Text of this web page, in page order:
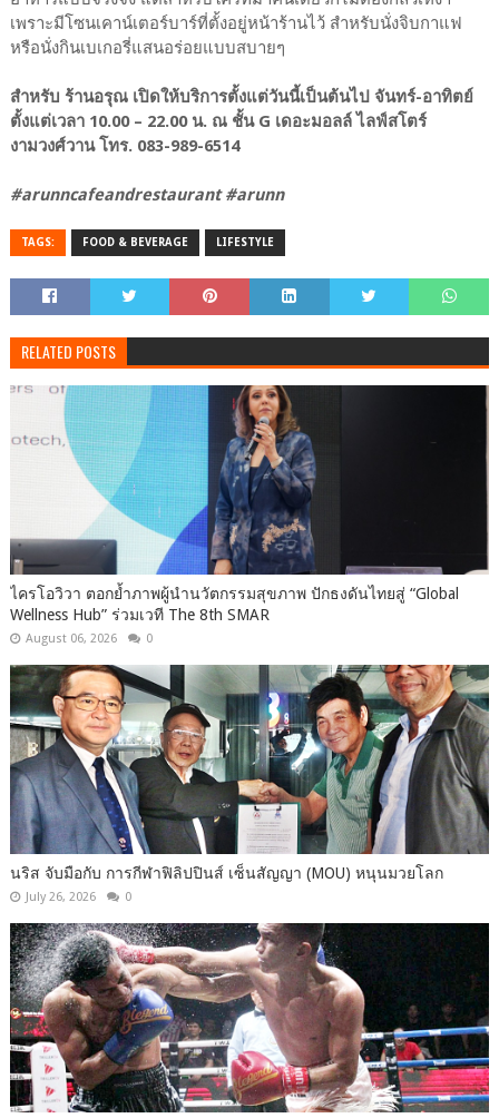
เพราะมีโซนเคาน์เตอร์บาร์ที่ตั้งอยู่หน้าร้านไว้ สำหรับนั่งจิบกาแฟ
หรือนั่งกินเบเกอรี่แสนอร่อยแบบสบายๆ
สำหรับ ร้านอรุณ เปิดให้บริการตั้งแต่วันนี้เป็นต้นไป จันทร์-อาทิตย์
ตั้งแต่เวลา 10.00 – 22.00 น. ณ ชั้น G เดอะมอลล์ ไลฟ์สโตร์
งามวงศ์วาน โทร. 083-989-6514
#arunncafeandrestaurant #arunn
TAGS: FOOD & BEVERAGE LIFESTYLE
RELATED POSTS
ไครโอวิวา ตอกย้ำภาพผู้นำนวัตกรรมสุขภาพ ปักธงดันไทยสู่ “Global
Wellness Hub” ร่วมเวที The 8th SMAR
August 06, 2026 0
นริส จับมือกับ การกีฬาฟิลิปปินส์ เซ็นสัญญา (MOU) หนุนมวยโลก
July 26, 2026 0